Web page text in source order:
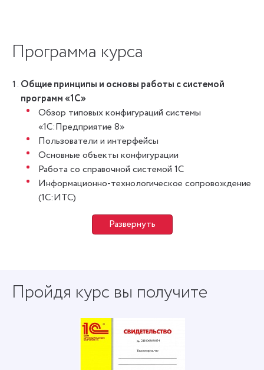
Программа курса
Общие принципы и основы работы с системой
программ «1С»
Обзор типовых конфигураций системы
«1С:Предприятие 8»
Пользователи и интерфейсы
Основные объекты конфигурации
Работа со справочной системой 1С
Информационно-технологическое сопровождение
(1С:ИТС)
Развернуть
Пройдя курс вы получите